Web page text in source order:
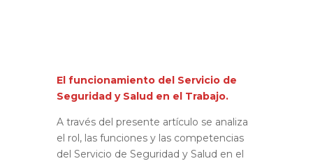
El funcionamiento del Servicio de
Seguridad y Salud en el Trabajo.
A través del presente artículo se analiza
el rol, las funciones y las competencias
del Servicio de Seguridad y Salud en el